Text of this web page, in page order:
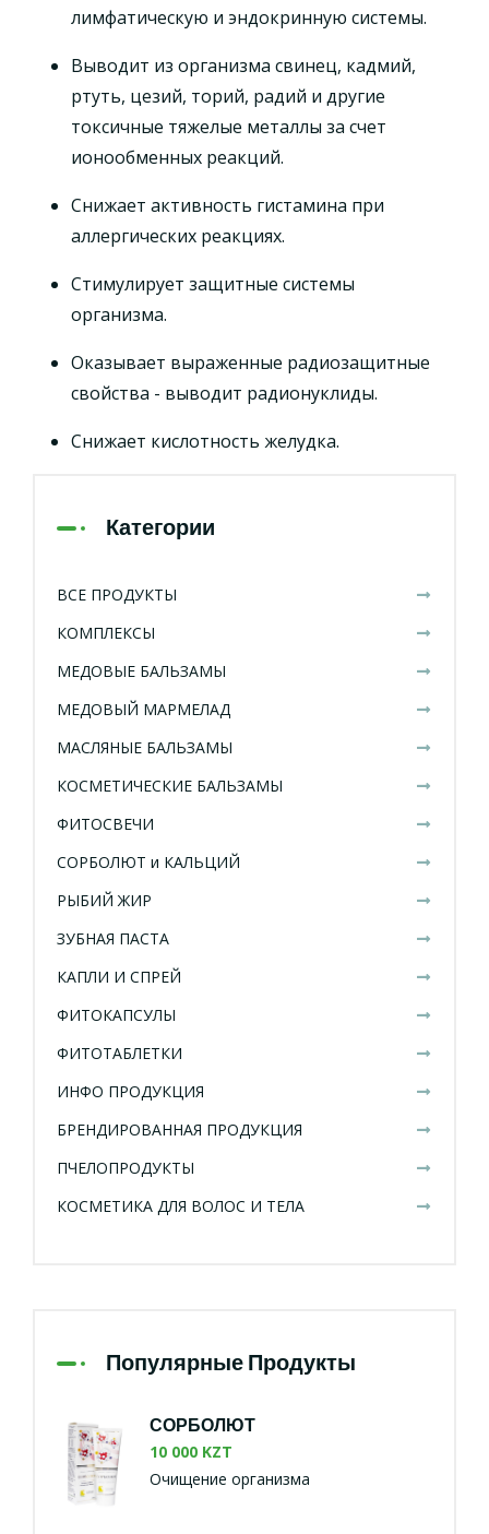
лимфатическую и эндокринную системы.
Выводит из организма свинец, кадмий,
ртуть, цезий, торий, радий и другие
токсичные тяжелые металлы за счет
ионообменных реакций.
Снижает активность гистамина при
аллергических реакциях.
Стимулирует защитные системы
организма.
Оказывает выраженные радиозащитные
свойства - выводит радионуклиды.
Снижает кислотность желудка.
Категории
ВСЕ ПРОДУКТЫ
КОМПЛЕКСЫ
МЕДОВЫЕ БАЛЬЗАМЫ
МЕДОВЫЙ МАРМЕЛАД
МАСЛЯНЫЕ БАЛЬЗАМЫ
КОСМЕТИЧЕСКИЕ БАЛЬЗАМЫ
ФИТОСВЕЧИ
СОРБОЛЮТ и КАЛЬЦИЙ
РЫБИЙ ЖИР
ЗУБНАЯ ПАСТА
КАПЛИ И СПРЕЙ
ФИТОКАПСУЛЫ
ФИТОТАБЛЕТКИ
ИНФО ПРОДУКЦИЯ
БРЕНДИРОВАННАЯ ПРОДУКЦИЯ
ПЧЕЛОПРОДУКТЫ
КОСМЕТИКА ДЛЯ ВОЛОС И ТЕЛА
Популярные Продукты
СОРБОЛЮТ
10 000 KZT
Очищение организма